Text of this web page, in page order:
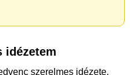
idézetem
szerelmes idézete.